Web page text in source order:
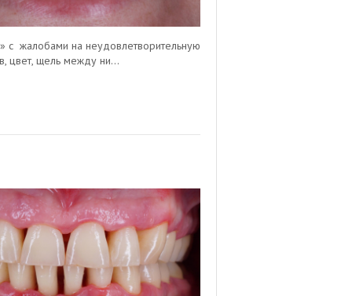
с жалобами на неудовлетворительную
цвет, щель между ни...